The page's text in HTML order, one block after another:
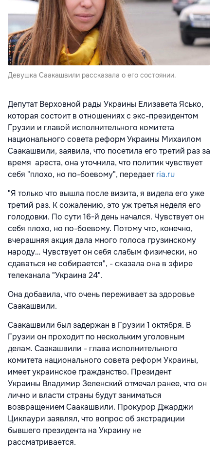
Девушка Саакашвили рассказала о его состоянии.
Депутат Верховной рады Украины Елизавета Ясько,
которая состоит в отношениях с экс-президентом
Грузии и главой исполнительного комитета
национального совета реформ Украины Михаилом
Саакашвили, заявила, что посетила его третий раз за
время ареста, она уточнила, что политик чувствует
себя "плохо, но по-боевому", передаетria.ru
"Я только что вышла после визита, я видела его уже
третий раз. К сожалению, это уж третья неделя его
голодовки. По сути 16-й день начался. Чувствует он
себя плохо, но по-боевому. Потому что, конечно,
вчерашняя акция дала много голоса грузинскому
народу… Чувствует он себя слабым физически, но
сдаваться не собирается", - сказала она в эфире
телеканала "Украина 24".
Она добавила, что очень переживает за здоровье
Саакашвили.
Саакашвили был задержан в Грузии 1 октября. В
Грузии он проходит по нескольким уголовным
делам. Саакашвили - глава исполнительного
комитета национального совета реформ Украины,
имеет украинское гражданство. Президент
Украины Владимир Зеленский отмечал ранее, что он
лично и власти страны будут заниматься
возвращением Саакашвили. Прокурор Джарджи
Циклаури заявлял, что вопрос об экстрадиции
бывшего президента на Украину не
рассматривается.